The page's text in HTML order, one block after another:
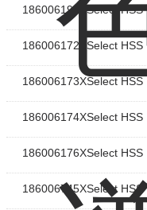
186006195XSelect
186006172XSelect
186006173XSelect
186006174XSelect
186006176XSelect
186006745XSelect